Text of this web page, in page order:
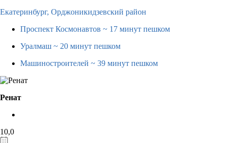
Екатеринбург, Орджоникидзевский район
Проспект Космонавтов ~ 17 минут пешком
Уралмаш ~ 20 минут пешком
Машиностроителей ~ 39 минут пешком
Ренат
10,0